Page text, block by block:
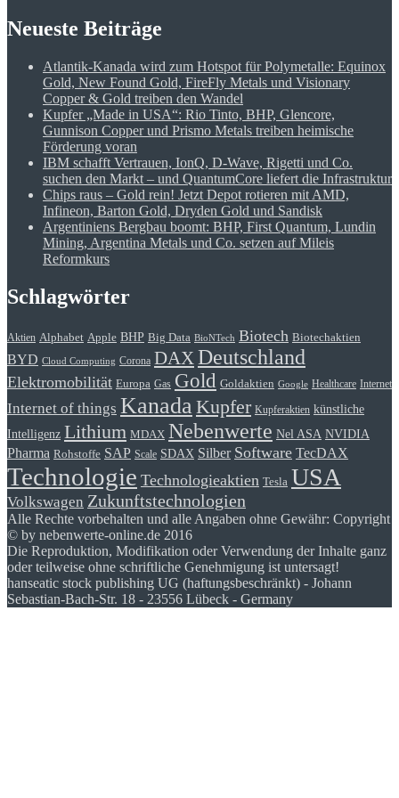
Neueste Beiträge
Atlantik-Kanada wird zum Hotspot für Polymetalle: Equinox
Gold, New Found Gold, FireFly Metals und Visionary
Copper & Gold treiben den Wandel
Kupfer „Made in USA“: Rio Tinto, BHP, Glencore,
Gunnison Copper und Prismo Metals treiben heimische
Förderung voran
IBM schafft Vertrauen, IonQ, D-Wave, Rigetti und Co.
suchen den Markt – und QuantumCore liefert die Infrastruktur
Chips raus – Gold rein! Jetzt Depot rotieren mit AMD,
Infineon, Barton Gold, Dryden Gold und Sandisk
Argentiniens Bergbau boomt: BHP, First Quantum, Lundin
Mining, Argentina Metals und Co. setzen auf Mileis
Reformkurs
Schlagwörter
Aktien Alphabet Apple BHP Big Data BioNTech Biotech Biotechaktien
BYD Cloud Computing Corona DAX Deutschland
Elektromobilität Europa Gas Gold Goldaktien Google Healthcare Internet
Internet of things Kanada Kupfer Kupferaktien künstliche
Intelligenz Lithium MDAX Nebenwerte Nel ASA NVIDIA
Pharma Rohstoffe SAP Scale SDAX Silber Software TecDAX
Technologie Technologieaktien Tesla USA
Volkswagen Zukunftstechnologien
Alle Rechte vorbehalten und alle Angaben ohne Gewähr: Copyright
© by nebenwerte-online.de 2016
Die Reproduktion, Modifikation oder Verwendung der Inhalte ganz
oder teilweise ohne schriftliche Genehmigung ist untersagt!
hanseatic stock publishing UG (haftungsbeschränkt) - Johann
Sebastian-Bach-Str. 18 - 23556 Lübeck - Germany